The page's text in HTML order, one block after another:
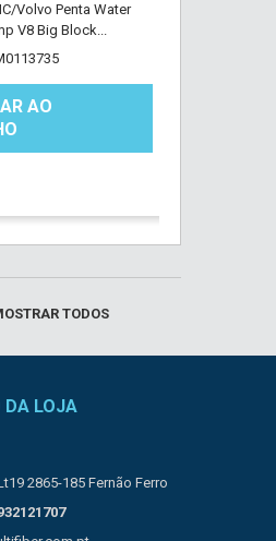
Volvo Penta Water
V8 Big Block...
AO
TODOS
DA LOJA
2865-185 Fernão Ferro